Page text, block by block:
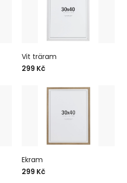
Vit träram
299 Kč
Ekram
299 Kč